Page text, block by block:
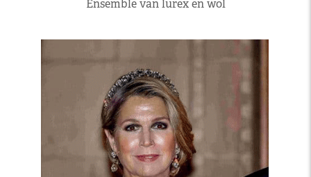
Ensemble van lurex en wol